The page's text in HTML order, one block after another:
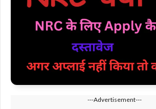
---Advertisement---